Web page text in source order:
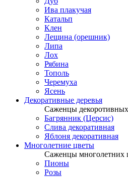
Ива плакучая
Катальп
Клен
Лещина (орешник)
Липа
Лох
Рябина
Тополь
Черемуха
Ясень
Декоративные деревья
Саженцы декоротивных
Багрянник (Церсис)
Слива декоративная
Яблоня декоративная
Многолетние цветы
Саженцы многолетних
Пионы
Розы